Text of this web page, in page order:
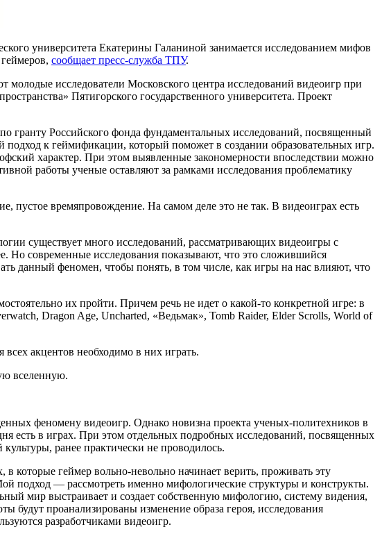
университета Екатерины Галаниной занимается исследованием мифов
сообщает пресс-служба ТПУ.
молодые исследователи Московского центра исследований видеоигр при
Пятигорского государственного университета. Проект
гранту Российского фонда фундаментальных исследований, посвященный
к геймификации, который поможет в создании образовательных игр.
характер. При этом выявленные закономерности впоследствии можно
работы ученые оставляют за рамками исследования проблематику
пустое времяпровождение. На самом деле это не так. В видеоиграх есть
существует много исследований, рассматривающих видеоигры с
Но современные исследования показывают, что это сложившийся
данный феномен, чтобы понять, в том числе, как игры на нас влияют, что
их пройти. Причем речь не идет о какой-то конкретной игре: в
Dragon Age, Uncharted, «Ведьмак», Tomb Raider, Elder Scrolls, World of
акцентов необходимо в них играть.
вселенную.
феномену видеоигр. Однако новизна проекта ученых-политехников в
есть в играх. При этом отдельных подробных исследований, посвященных
ранее практически не проводилось.
которые геймер вольно-невольно начинает верить, проживать эту
подход — рассмотреть именно мифологические структуры и конструкты.
мир выстраивает и создает собственную мифологию, систему видения,
будут проанализированы изменение образа героя, исследования
разработчиками видеоигр.